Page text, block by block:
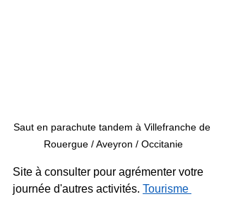
Saut en parachute tandem à Villefranche de
Rouergue / Aveyron / Occitanie
Site à consulter pour agrémenter votre
journée d'autres activités. Tourisme